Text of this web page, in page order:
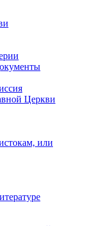
Церкви
или